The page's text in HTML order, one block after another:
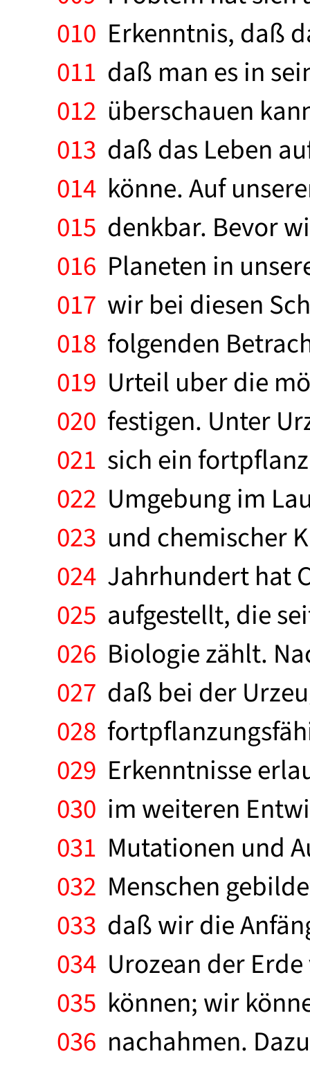
010 Erkenntnis, daß
011 daß man es in
012 überschauen
013 daß das Leben
014 könne. Auf
015 denkbar. Bevor
016 Planeten in
017 wir bei diesen
018 folgenden
019 Urteil uber die
020 festigen. Unter
021 sich ein
022 Umgebung im
023 und chemischer
024 Jahrhundert hat
025 aufgestellt, die
026 Biologie zählt.
027 daß bei der
028
029 Erkenntnisse
030 im weiteren
031 Mutationen und
032 Menschen
033 daß wir die
034 Urozean der
035 können; wir
036 nachahmen.